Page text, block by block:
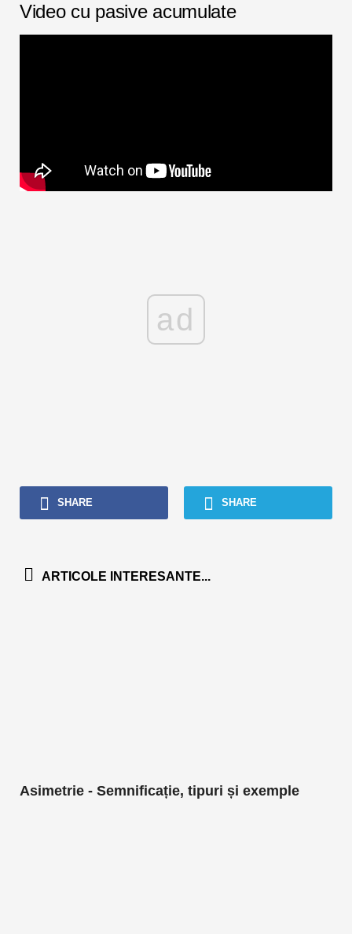
Video cu pasive acumulate
ad
SHARE SHARE
ARTICOLE INTERESANTE...
Asimetrie - Semnificație, tipuri și exemple